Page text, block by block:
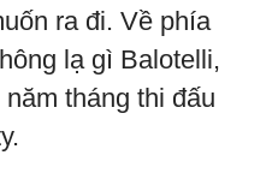
ra đi. Về phía
lạ gì Balotelli,
tháng thi đấu